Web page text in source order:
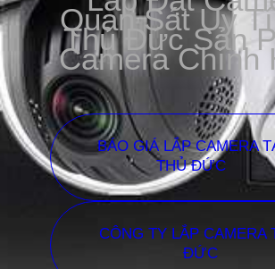
Quan Sát Uy
Thủ Đức Sản
Camera Chính
BÁO GIÁ LẮP CAMERA
THỦ ĐỨC
CÔNG TY LẮP CAMERA
ĐỨC